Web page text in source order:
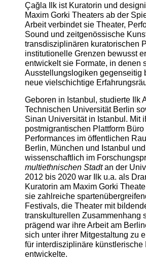
Çağla Ilk ist Kuratorin und
Maxim Gorki Theaters ab der
Arbeit verbindet sie Theater,
Sound und zeitgenössische
transdisziplinären kuratorischen
institutionelle Grenzen bewusst
entwickelt sie Formate, in denen
Ausstellungslogiken gegenseitig
neue vielschichtige
Geboren in Istanbul, studierte Ilk
Technischen Universität Berlin
Sinan Universität in Istanbul. Mit
postmigrantischen Plattform
Performances im öffentlichen
Berlin, München und Istanbul
wissenschaftlich im
multiethnischen Stadtan der
2012 bis 2020 war Ilk u.a. als
Kuratorin am Maxim Gorki
sie zahlreiche
Festivals, die Theater mit
transkulturellen Zusammenhang
prägend war ihre Arbeit am
sich unter ihrer Mitgestaltung zu
für interdisziplinäre künstlerische
entwickelte.